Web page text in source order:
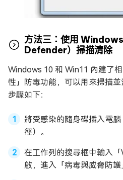
方法三：使用
Defender）掃描清除
Windows 10 和 Win11 內建了
性」防毒功能，可以用來掃描
步驟如下：
將受感染的隨身碟插入電
徑）。
在工作列的搜尋框中輸入
啟，進入「病毒與威脅防護